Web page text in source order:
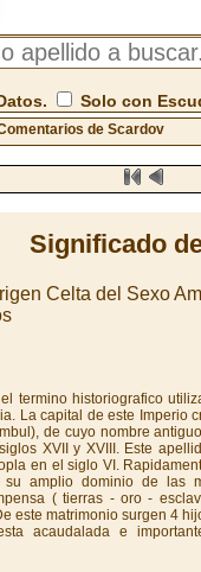
Solo con
de Scardov
Significado
Celta del Sexo
termino historiografico
La capital de este Imperio
de cuyo nombre
XVII y XVIII. Este
en el siglo VI.
amplio dominio de las
( tierras - oro -
este matrimonio surgen 4
acaudalada e